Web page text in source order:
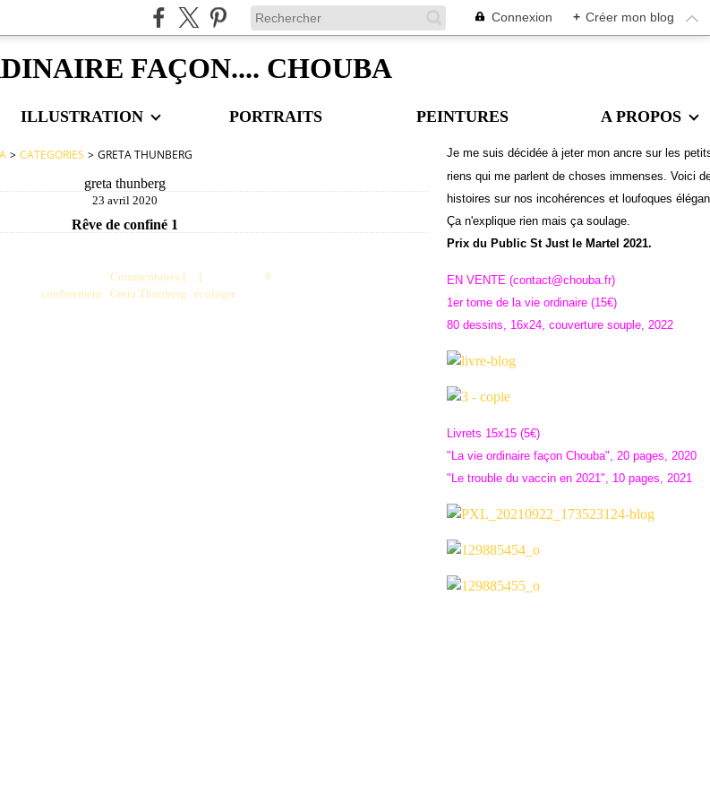
Connexion + Créer mon blog
FAÇON.... CHOUBA
ILLUSTRATION PORTRAITS PEINTURES
A PROPOS
> CATEGORIES > GRETA THUNBERG
greta thunberg
23 avril 2020
Rêve de confiné 1
Commentaires […] #
confinement Greta Thunberg écologie
Je me suis décidée à jeter mon ancre sur les
riens qui me parlent de choses immenses. Voici
histoires sur nos incohérences et loufoques
Ça n'explique rien mais ça soulage.
Prix du Public St Just le Martel 2021.
EN VENTE (contact@chouba.fr)
1er tome de la vie ordinaire (15€)
80 dessins, 16x24, couverture souple, 2022
Livrets 15x15 (5€)
"La vie ordinaire façon Chouba", 20 pages, 2020
"Le trouble du vaccin en 2021", 10 pages, 2021